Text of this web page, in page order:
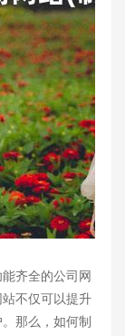
齐全的公司网
不仅可以提升
那么，如何制